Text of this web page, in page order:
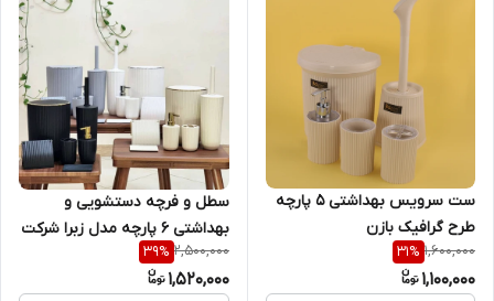
ست سرویس بهداشتی 5 پارچه
طرح گرافیک بازن
1,600,000
31%
1,100,000
سطل و فرچه دستشویی و
بهداشتی 6 پارچه مدل زبرا شرکت
همارا
2,500,000
39%
1,520,000